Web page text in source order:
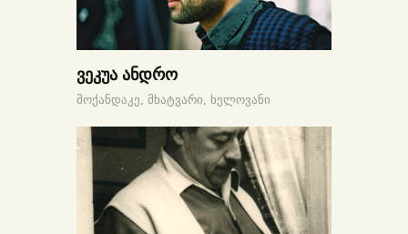
ვეკუა ანდრო
მოქანდაკე, მხატვარი, ხელოვანი